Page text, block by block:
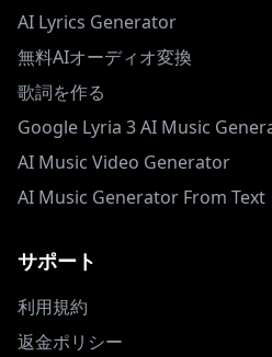
AI Lyrics Generator
無料AIオーディオ変換
歌詞を作る
Google Lyria 3 AI Music
AI Music Video Generator
AI Music Generator From Text
サポート
利用規約
返金ポリシー